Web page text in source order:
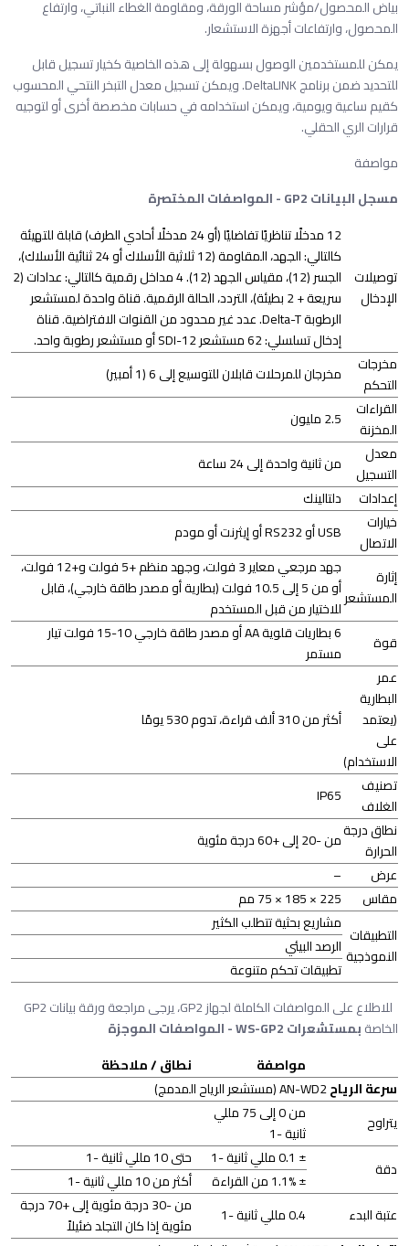
بياض المحصول/مؤشر مساحة الورقة، ومقاومة الغطاء النباتي، وارتفاع
المحصول، وارتفاعات أجهزة الاستشعار.
يمكن للمستخدمين الوصول بسهولة إلى هذه الخاصية كخيار تسجيل قابل
للتحديد ضمن برنامج DeltaLINK. ويمكن تسجيل معدل التبخر النتحي المحسوب
كقيم ساعية ويومية، ويمكن استخدامه في حسابات مخصصة أخرى أو لتوجيه
قرارات الري الحقلي.
مواصفة
مسجل البيانات GP2 - المواصفات المختصرة
توصيلات
الإدخال
12 مدخلًا تناظريًا تفاضليًا (أو 24 مدخلًا أحادي الطرف) قابلة للتهيئة
كالتالي: الجهد، المقاومة (12 ثلاثية الأسلاك أو 24 ثنائية الأسلاك)،
الجسر (12)، مقياس الجهد (12). 4 مداخل رقمية كالتالي: عدادات (2
سريعة + 2 بطيئة)، التردد، الحالة الرقمية. قناة واحدة لمستشعر
الرطوبة Delta-T. عدد غير محدود من القنوات الافتراضية. قناة
إدخال تسلسلي: 62 مستشعر SDI-12 أو مستشعر رطوبة واحد.
مخرجات
التحكم
مخرجان للمرحلات قابلان للتوسيع إلى 6 (1 أمبير)
القراءات
المخزنة
2.5 مليون
معدل
التسجيل
من ثانية واحدة إلى 24 ساعة
إعدادات
دلتالينك
خيارات
الاتصال
USB أو RS232 أو إيثرنت أو مودم
إثارة
المستشعر
جهد مرجعي معاير 3 فولت، وجهد منظم +5 فولت و+12 فولت،
أو من 5 إلى 10.5 فولت (بطارية أو مصدر طاقة خارجي)، قابل
للاختيار من قبل المستخدم
قوة
6 بطاريات قلوية AA أو مصدر طاقة خارجي 10-15 فولت تيار
مستمر
عمر
البطارية
(يعتمد
على
الاستخدام)
أكثر من 310 ألف قراءة، تدوم 530 يومًا
تصنيف
الغلاف
IP65
نطاق درجة
الحرارة
من -20 إلى +60 درجة مئوية
عرض
–
مقاس
225 × 185 × 75 مم
التطبيقات
النموذجية
مشاريع بحثية تتطلب الكثير
الرصد البيئي
تطبيقات تحكم متنوعة
للاطلاع على المواصفات الكاملة لجهاز GP2، يرجى مراجعة ورقة بيانات GP2
الخاصةبمستشعرات WS-GP2 - المواصفات الموجزة
مواصفة
نطاق / ملاحظة
سرعة الرياح
يتراوح
من 0 إلى 75 مللي
ثانية -1
دقة
± 0.1 مللي ثانية -1
حتى 10 مللي ثانية -1
± 1.1% من القراءة
أكثر من 10 مللي ثانية -1
عتبة البدء
0.4 مللي ثانية -1
من -30 درجة مئوية إلى +70 درجة
مئوية إذا كان التجلد ضئيلاً